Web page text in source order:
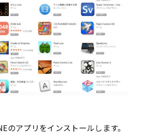
のアプリをインストールします。